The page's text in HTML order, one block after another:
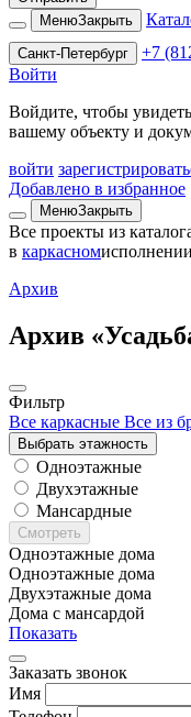
МенюЗакрыть
Санкт-Петербург
+7
Войти
Войдите, чтобы
вашему объекту и
войти
Добавлено в избранное
МенюЗакрыть
Все проекты из
в каркасномисполнении
Архив
Архив
Фильтр
Все каркасные Все из
Выбрать этажность
Одноэтажные
Двухэтажные
Мансардные
Смотреть
Одноэтажные дома
Одноэтажные дома
Двухэтажные дома
Дома с мансардой
Показать
Заказать звонок
Имя